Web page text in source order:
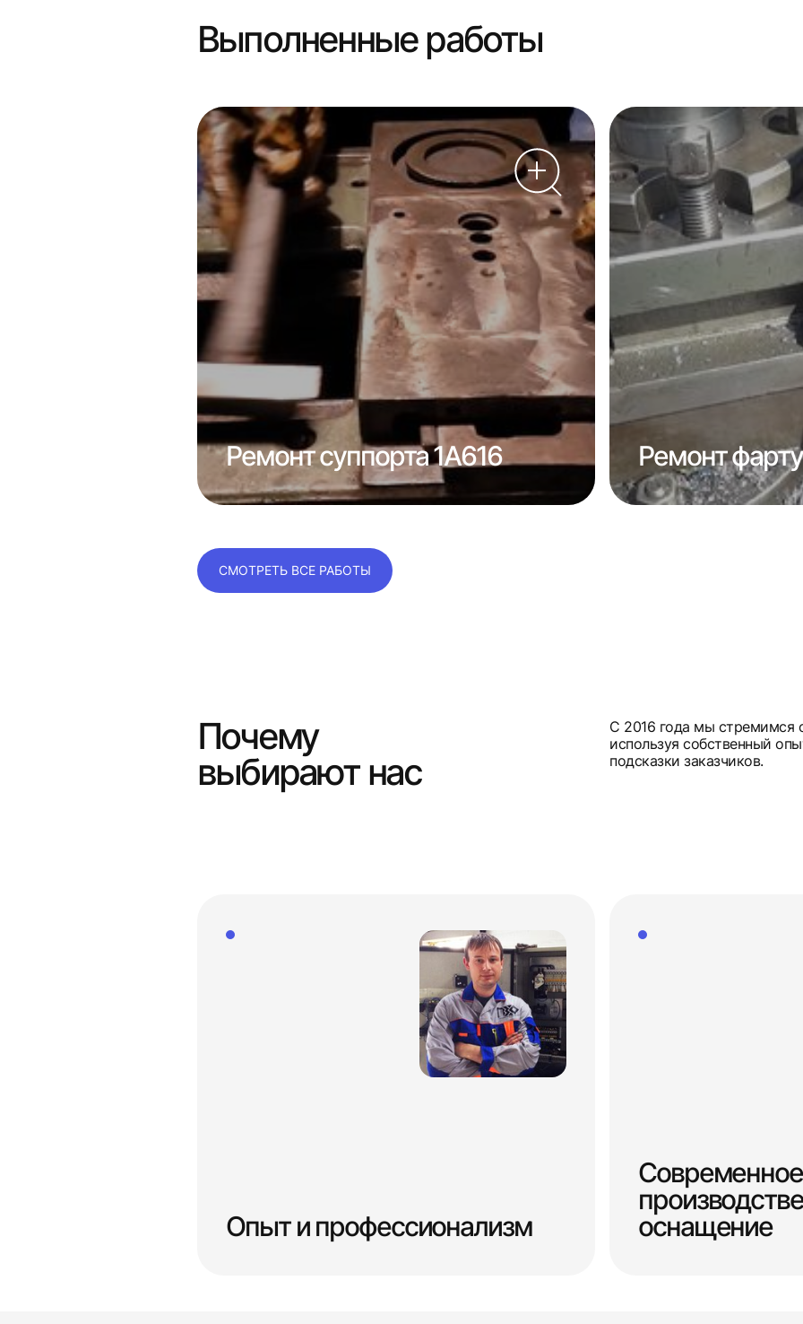
Выполненные работы
Ремонт суппорта 1А616
Ремонт
СМОТРЕТЬ ВСЕ РАБОТЫ
Почему
выбирают нас
С 2016 года мы стремимся
используя собственный
подсказки заказчиков.
Опыт и профессионализм
Современное
оснащение